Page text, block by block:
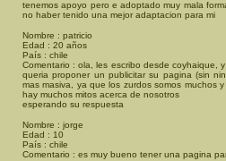
tenemos apoyo pero e adoptado muy mala
no haber tenido una mejor adaptacion para mi
Nombre : patricio
Edad : 20 años
País : chile
Comentario : ola, les escribo desde coyhaique,
queria proponer un publicitar su pagina (sin
mas masiva, ya que los zurdos somos muchos
hay muchos mitos acerca de nosotros
esperando su respuesta
Nombre : jorge
Edad : 10
País : chile
Comentario : es muy bueno tener una pagina